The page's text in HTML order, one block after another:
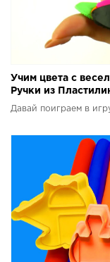
Учим цвета с
Ручки из
Давай поиграем в